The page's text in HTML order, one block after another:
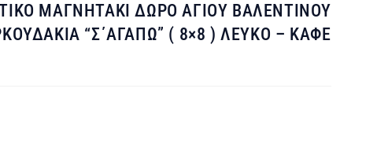
ΜΑΓΝΗΤΑΚΙ ΔΩΡΟ ΑΓΙΟΥ ΒΑΛΕΝΤΙΝΟΥ
“Σ΄ΑΓΑΠΩ” ( 8×8 ) ΛΕΥΚΟ – ΚΑΦΕ